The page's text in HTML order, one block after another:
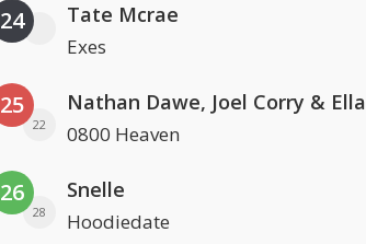
24 Tate Mcrae
Exes
25
22 0800 Heaven
26
28
Snelle
Hoodiedate